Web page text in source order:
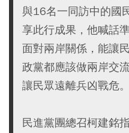
與16名一同訪中的國
享此行成果，他喊話
面對兩岸關係，能讓
政黨都應該做兩岸交
讓民眾遠離兵凶戰危。
民進黨團總召柯建銘